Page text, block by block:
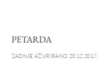
PETARDA
ZADNJE AŽURIRANO 20.12.2017.